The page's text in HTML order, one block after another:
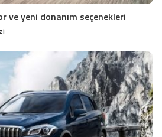
ve yeni donanım seçenekleri